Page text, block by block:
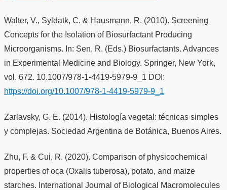
Walter, V., Syldatk, C. & Hausmann, R. (2010). Screening
Concepts for the Isolation of Biosurfactant Producing
Microorganisms. In: Sen, R. (Eds.) Biosurfactants. Advances
in Experimental Medicine and Biology. Springer, New York,
vol. 672. 10.1007/978-1-4419-5979-9_1 DOI:
https://doi.org/10.1007/978-1-4419-5979-9_1
Zarlavsky, G. E. (2014). Histología vegetal: técnicas simples
y complejas. Sociedad Argentina de Botánica, Buenos Aires.
Zhu, F. & Cui, R. (2020). Comparison of physicochemical
properties of oca (Oxalis tuberosa), potato, and maize
starches. International Journal of Biological Macromolecules